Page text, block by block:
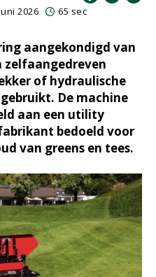
2026 65 sec
aangekondigd van
zelfaangedreven
of hydraulische
De machine
aan een utility
bedoeld voor
van greens en tees.